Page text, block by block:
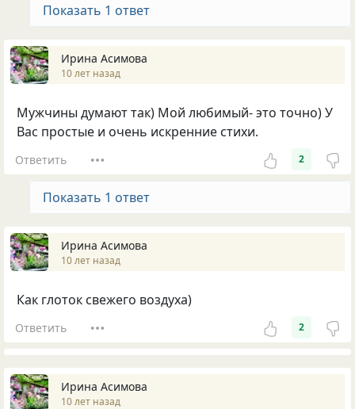
Показать 1 ответ
Ирина Асимова
10 лет назад
Мужчины думают так) Мой любимый- это точно) У
Вас простые и очень искренние стихи.
Ответить 2
Показать 1 ответ
Ирина Асимова
10 лет назад
Как глоток свежего воздуха)
Ответить 2
Ирина Асимова
10 лет назад